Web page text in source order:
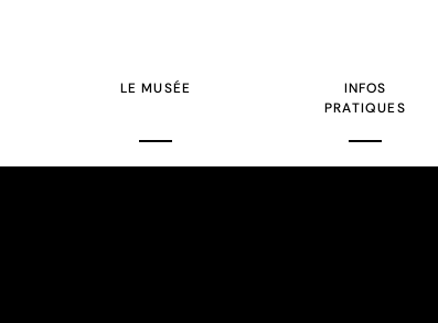
LE MUSÉE
INFOS
PRATIQUES